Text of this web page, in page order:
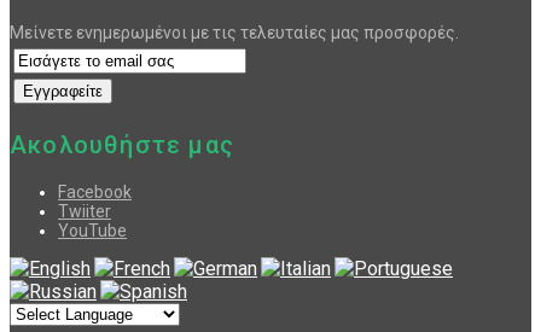
Μείνετε ενημερωμένοι με τις τελευταίες μας προσφορές.
Ακολουθήστε μας
Facebook
Twiiter
YouTube